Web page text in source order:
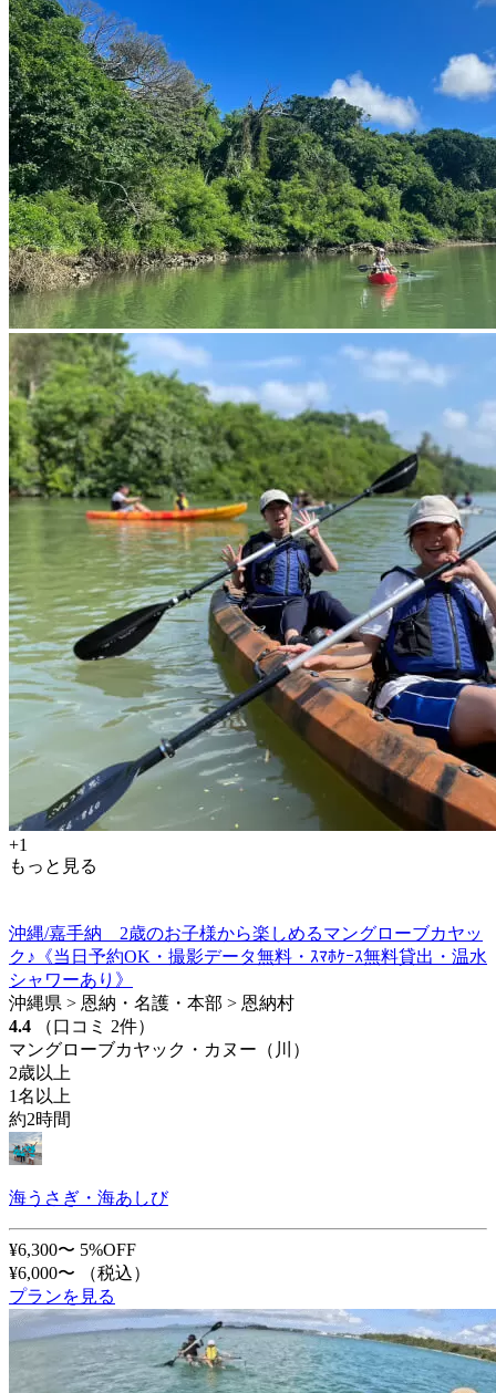
+1
もっと見る
沖縄/嘉手納 2歳のお子様から楽しめるマングローブカヤッ
ク♪《当日予約OK・撮影データ無料・ｽﾏﾎｹｰｽ無料貸出・温水
シャワーあり》
沖縄県 > 恩納・名護・本部 > 恩納村
4.4
（口コミ 2件）
マングローブカヤック・カヌー（川）
2歳以上
1名以上
約2時間
海うさぎ・海あしび
¥6,300〜 5%OFF
¥6,000〜
（税込）
プランを見る